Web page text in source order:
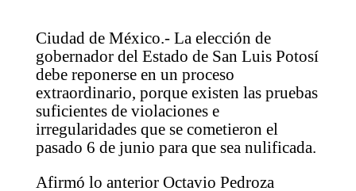
Ciudad de México.- La elección de
gobernador del Estado de San Luis Potosí
debe reponerse en un proceso
extraordinario, porque existen las pruebas
suficientes de violaciones e
irregularidades que se cometieron el
pasado 6 de junio para que sea nulificada.
Afirmó lo anterior Octavio Pedroza